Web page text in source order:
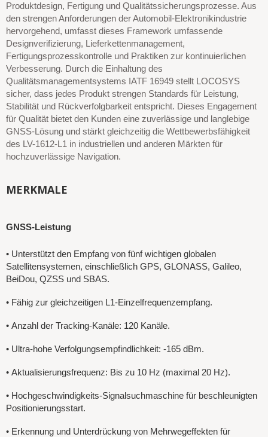
Produktdesign, Fertigung und Qualitätssicherungsprozesse. Aus
den strengen Anforderungen der Automobil-Elektronikindustrie
hervorgehend, umfasst dieses Framework umfassende
Designverifizierung, Lieferkettenmanagement,
Fertigungsprozesskontrolle und Praktiken zur kontinuierlichen
Verbesserung. Durch die Einhaltung des
Qualitätsmanagementsystems IATF 16949 stellt LOCOSYS
sicher, dass jedes Produkt strengen Standards für Leistung,
Stabilität und Rückverfolgbarkeit entspricht. Dieses Engagement
für Qualität bietet den Kunden eine zuverlässige und langlebige
GNSS-Lösung und stärkt gleichzeitig die Wettbewerbsfähigkeit
des LV-1612-L1 in industriellen und anderen Märkten für
hochzuverlässige Navigation.
MERKMALE
GNSS-Leistung
• Unterstützt den Empfang von fünf wichtigen globalen
Satellitensystemen, einschließlich GPS, GLONASS, Galileo,
BeiDou, QZSS und SBAS.
• Fähig zur gleichzeitigen L1-Einzelfrequenzempfang.
• Anzahl der Tracking-Kanäle: 120 Kanäle.
• Ultra-hohe Verfolgungsempfindlichkeit: -165 dBm.
• Aktualisierungsfrequenz: Bis zu 10 Hz (maximal 20 Hz).
• Hochgeschwindigkeits-Signalsuchmaschine für beschleunigten
Positionierungsstart.
• Erkennung und Unterdrückung von Mehrwegeffekten für